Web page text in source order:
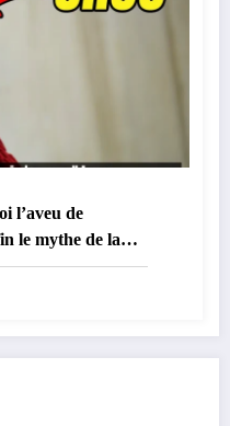
l’aveu de
le mythe de la